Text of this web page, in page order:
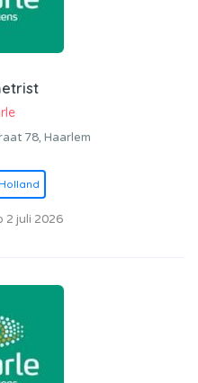
78, Haarlem
2 juli 2026